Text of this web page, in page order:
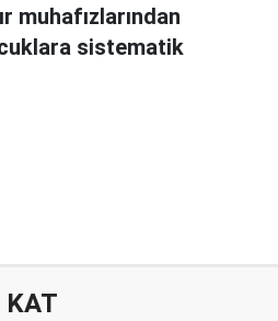
muhafızlarından
sistematik
KAT